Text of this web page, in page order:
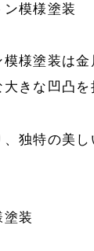
模様塗装
模様塗装は
きな凹凸を
独特の美し
装